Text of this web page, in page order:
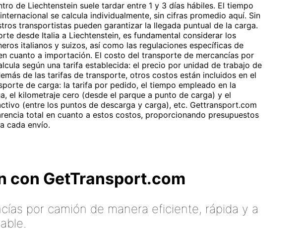
de Liechtenstein suele tardar entre 1 y 3 días hábiles. El tiempo
se calcula individualmente, sin cifras promedio aquí. Sin
transportistas pueden garantizar la llegada puntual de la carga.
desde Italia a Liechtenstein, es fundamental considerar los
italianos y suizos, así como las regulaciones específicas de
cuanto a importación. El costo del transporte de mercancías por
según una tarifa establecida: el precio por unidad de trabajo de
de las tarifas de transporte, otros costos están incluidos en el
de carga: la tarifa por pedido, el tiempo empleado en la
el kilometraje cero (desde el parque a punto de carga) y el
(entre los puntos de descarga y carga), etc. Gettransport.com
total en cuanto a estos costos, proporcionando presupuestos
cada envío.
con GetTransport.com
por camión de manera eficiente, rápida y a